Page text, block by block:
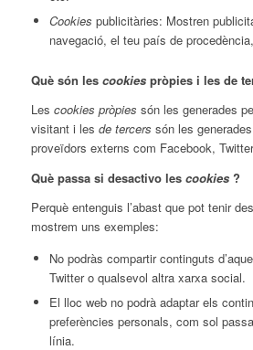
Cookies publicitàries: Mostren
navegació, el teu país de
Què són les cookies pròpies i les de
Les cookies pròpies són les generades
visitant i les de tercers són les
proveïdors externs com Facebook,
Què passa si desactivo les cookies ?
Perquè entenguis l’abast que pot tenir
mostrem uns exemples:
No podràs compartir continguts
Twitter o qualsevol altra xarxa social.
El lloc web no podrà adaptar els
preferències personals, com sol
línia.